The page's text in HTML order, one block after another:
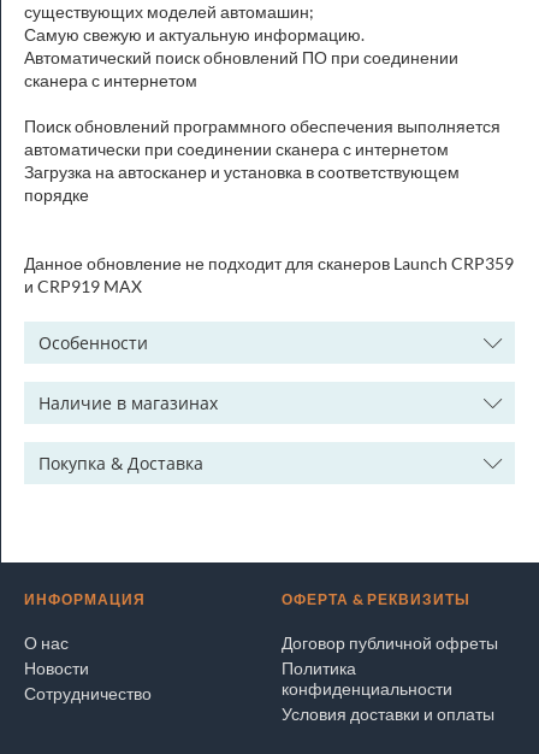
существующих моделей автомашин;
Самую свежую и актуальную информацию.
Автоматический поиск обновлений ПО при соединении
сканера с интернетом
Поиск обновлений программного обеспечения выполняется
автоматически при соединении сканера с интернетом
Загрузка на автосканер и установка в соответствующем
порядке
Данное обновление не подходит для сканеров Launch CRP359
и CRP919 MAX
Особенности
Наличие в магазинах
Покупка & Доставка
ИНФОРМАЦИЯ
О нас
Новости
Сотрудничество
ОФЕРТА & РЕКВИЗИТЫ
Договор публичной офреты
Политика
конфиденциальности
Условия доставки и оплаты